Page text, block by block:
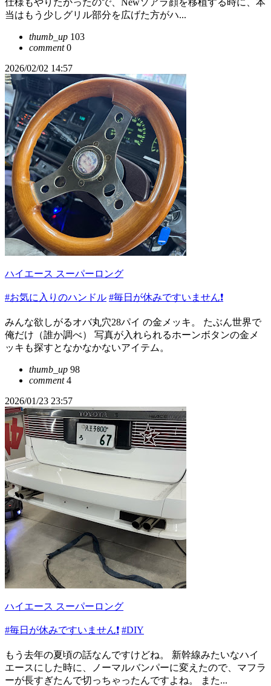
当はもう少しグリル部分を広げた方がハ...
thumb_up 103
comment0
2026/02/02 14:57
ハイエース スーパーロング
#お気に入りのハンドル #毎日が休みですいません❗️
みんな欲しがるオバ丸穴28パイ の金メッキ。 たぶん世界で
俺だけ（誰か調べ） 写真が入れられるホーンボタンの金メ
ッキも探すとなかなかないアイテム。
thumb_up 98
comment4
2026/01/23 23:57
ハイエース スーパーロング
#毎日が休みですいません❗️ #DIY
もう去年の夏頃の話なんですけどね。 新幹線みたいなハイ
エースにした時に、ノーマルバンパーに変えたので、マフラ
ーが長すぎたんで切っちゃったんですよね。 また...